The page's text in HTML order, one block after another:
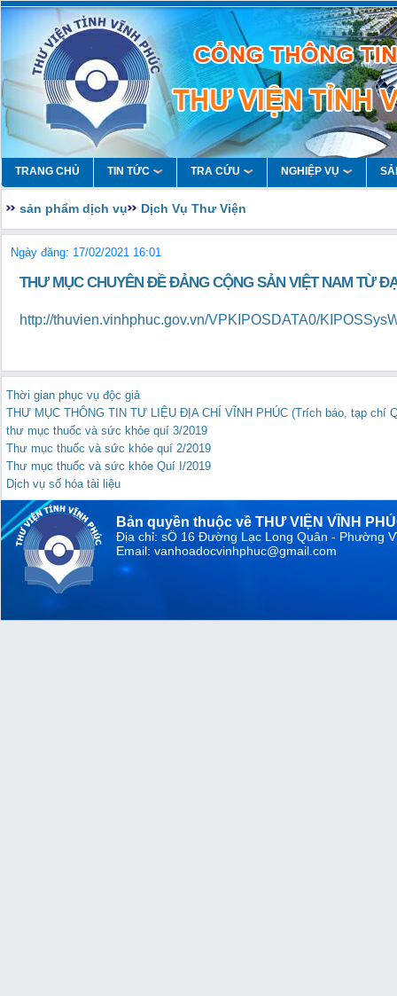
TRANG CHỦ TIN TỨC TRA CỨU NGHIỆP VỤ
sản phẩm dịch vụ Dịch Vụ Thư Viện
Ngày đăng: 17/02/2021 16:01
THƯ MỤC CHUYÊN ĐỀ ĐẢNG CỘNG SẢN VIỆT NAM TỪ
http://thuvien.vinhphuc.gov.vn/VPKIPOSDATA0/
Thời gian phục vụ độc giả
THƯ MỤC THÔNG TIN TƯ LIỆU ĐỊA CHÍ VĨNH PHÚC (Trích báo, tạp chí
thư mục thuốc và sức khỏe quí 3/2019
Thư mục thuốc và sức khỏe quí 2/2019
Thư mục thuốc và sức khỏe Quí I/2019
Dịch vụ số hóa tài liệu
Bản quyền thuộc về THƯ VIỆN VĨNH
Địa chỉ: sỐ 16 Đường Lạc Long Quân - Phường
Email: vanhoadocvinhphuc@gmail.com